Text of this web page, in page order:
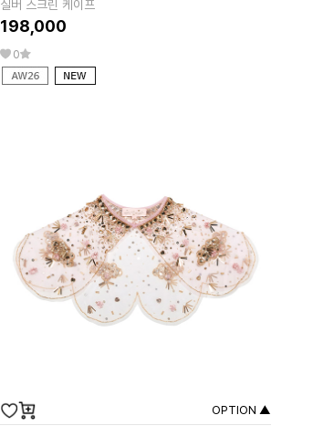
실버 스크린 케이프
198,000
0
OPTION ▲